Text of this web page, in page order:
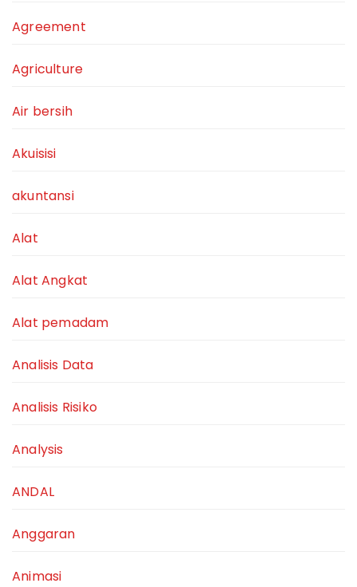
Agreement
Agriculture
Air bersih
Akuisisi
akuntansi
Alat
Alat Angkat
Alat pemadam
Analisis Data
Analisis Risiko
Analysis
ANDAL
Anggaran
Animasi